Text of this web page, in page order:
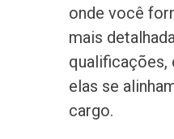
onde você
mais
qualificações,
elas se
cargo.